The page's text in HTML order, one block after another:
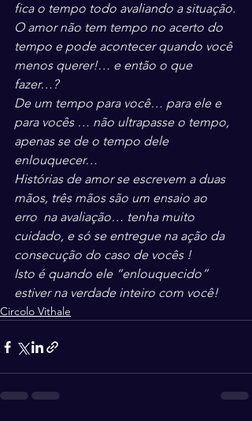
fica o tempo todo avaliando a situação.
O amor não tem tempo no acerto do
tempo e pode acontecer quando você
menos querer!… e então o que
fazer…?
De um tempo para você… para ele e
para vocês … não ultrapasse o tempo,
apenas se de o tempo dele
enlouquecer…
Histórias de amor se escrevem a duas
mãos, três mãos são um ensaio ao
erro  na avaliação… tenha muito
cuidado, e só se entregue na ação da
consecução do caso de vocês !
Isto é quando ele “enlouquecido”
estiver na verdade inteiro com você!
Circolo Vithale